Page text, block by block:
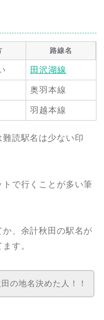
路線名
田沢湖線
奥羽本線
羽越本線
読駅名は少ない印
で行くことが多い筆
、余計秋田の駅名が
す。
の地名決めた人！！